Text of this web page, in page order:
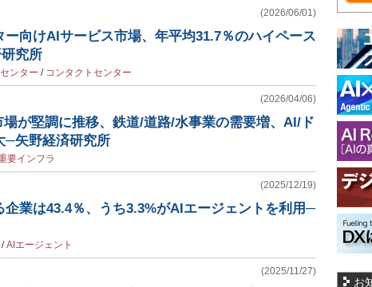
(2026/06/01)
ー向けAIサービス市場、年平均31.7％のハイペース
究所
ンター / コンタクトセンター
(2026/04/06)
が堅調に推移、鉄道/道路/水事業の需要増、AI/ド
─矢野経済研究所
要インフラ
(2025/12/19)
企業は43.4％、うち3.3%がAIエージェントを利用─
/AIエージェント
(2025/11/27)
お